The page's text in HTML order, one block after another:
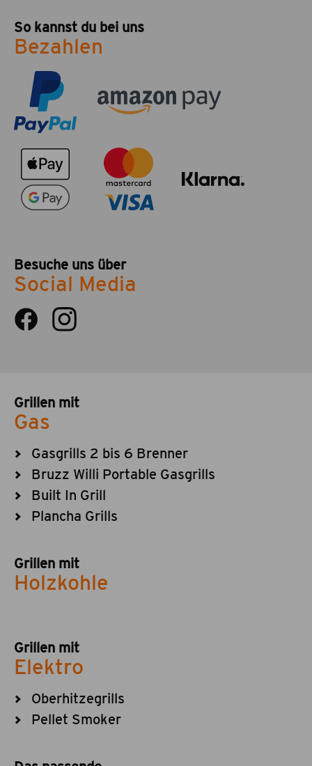
So kannst du bei uns
Bezahlen
Besuche uns über
Social Media
Grillen mit
Gas
Gasgrills 2 bis 6 Brenner
Bruzz Willi Portable Gasgrills
Built In Grill
Plancha Grills
Grillen mit
Holzkohle
Grillen mit
Elektro
Oberhitzegrills
Pellet Smoker